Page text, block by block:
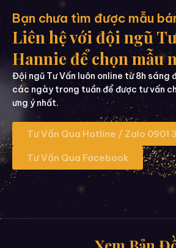
Bạn chưa tìm được mẫu
Liên hệ với đội ngũ
Hannie để chọn mẫu
Đội ngũ Tư Vấn luôn online từ 8h sáng
các ngày trong tuần để được tư vấn
ưng ý nhất.
Tư Vấn Qua Hotline / Zalo 0901
Tư Vấn Qua Facebook